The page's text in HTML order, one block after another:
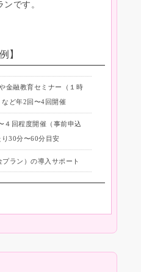
ンです。
】
金融教育セミナー（１時
ど年2回〜4回開催
４回程度開催（事前申込
30分〜60分目安
ラン）の導入サポート